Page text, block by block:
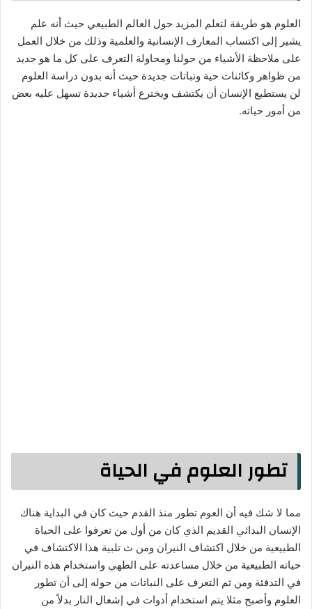
العلوم هو طريقة لتعلم المزيد حول العالم الطبيعي حيث أنه علم
يشير إلى اكتساب المعارف الإنسانية والعلمية وذلك من خلال العمل
على ملاحظة الأشياء من حولنا ومحاولة التعرف على كل ما هو جديد
من ظواهر وكائنات حية ونباتات جديدة حيث أنه بدون دراسة العلوم
لن يستطيع الإنسان أن يكتشف ويخترع أشياء جديدة تسهل عليه بعض
من أمور حياته.
تطور العلوم في الحياة
مما لا شك فيه أن العوم تطور منذ القدم حيث كان في البداية هناك
الإنسان البدائي القديم الذي كان من أول من تعرفوا على الحياة
الطبيعية من خلال اكتشاف النيران ومن ث تلبية هذا الاكتشاف في
حياته الطبيعية من خلال مساعدته على الطهي واستخدام هذه النيران
في التدفئة ومن ثم التعرف على النباتات من حوله إلى أن تطور
العلوم وأصبح مثلا يتم استخدام أدوات في إشعال النار بدلاً من